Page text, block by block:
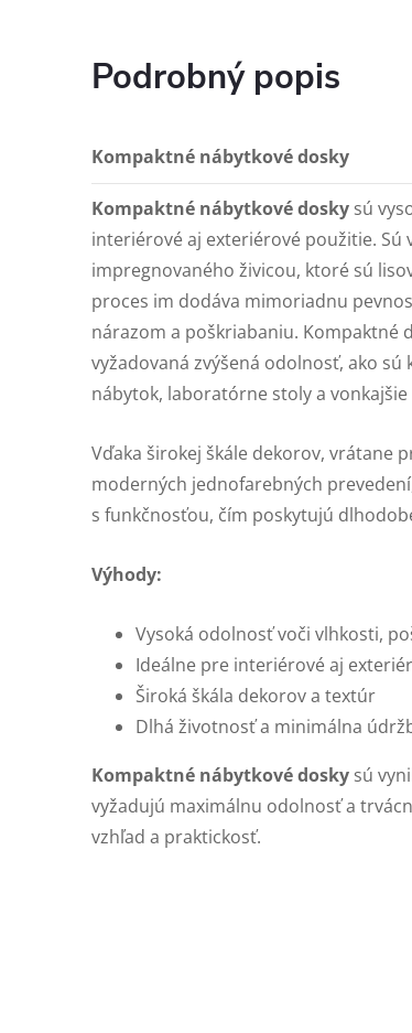
Podrobný popis
Kompaktné nábytkové dosky
Kompaktné nábytkové dosky sú
interiérové aj exteriérové použitie. Sú
impregnovaného živicou, ktoré sú
proces im dodáva mimoriadnu
nárazom a poškriabaniu. Kompaktné
vyžadovaná zvýšená odolnosť, ako
nábytok, laboratórne stoly a vonkajšie
Vďaka širokej škále dekorov, vrátane
moderných jednofarebných
s funkčnosťou, čím poskytujú
Výhody:
Vysoká odolnosť voči vlhkosti,
Ideálne pre interiérové aj
Široká škála dekorov a textúr
Dlhá životnosť a minimálna
Kompaktné nábytkové dosky sú
vyžadujú maximálnu odolnosť a
vzhľad a praktickosť.